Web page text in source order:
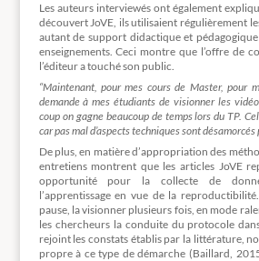
Les auteurs interviewés ont également
découvert JoVE, ils utilisaient régulièrement
autant de support didactique et
enseignements. Ceci montre que l’offre de
l’éditeur a touché son public.
“Maintenant, pour mes cours de Master, pour
demande à mes étudiants de visionner les
coup on gagne beaucoup de temps lors du TP.
car pas mal d’aspects techniques sont désamorcés
De plus, en matière d’appropriation des
entretiens montrent que les articles JoVE
opportunité pour la collecte de
l’apprentissage en vue de la
pause, la visionner plusieurs fois, en mode
les chercheurs la conduite du protocole
rejoint les constats établis par la littérature,
propre à ce type de démarche (Baillard,